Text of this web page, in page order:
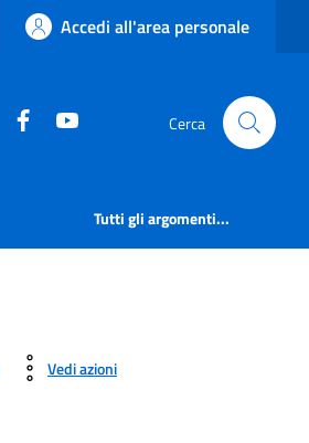
Accedi all'area personale
https://twitter.com/comunementana
https://www.facebook.com/
http://www.youtube.com/
Cerca
Tutti gli argomenti...
Vedi azioni